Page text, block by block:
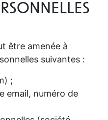
être amenée à
suivantes :
;
email, numéro de